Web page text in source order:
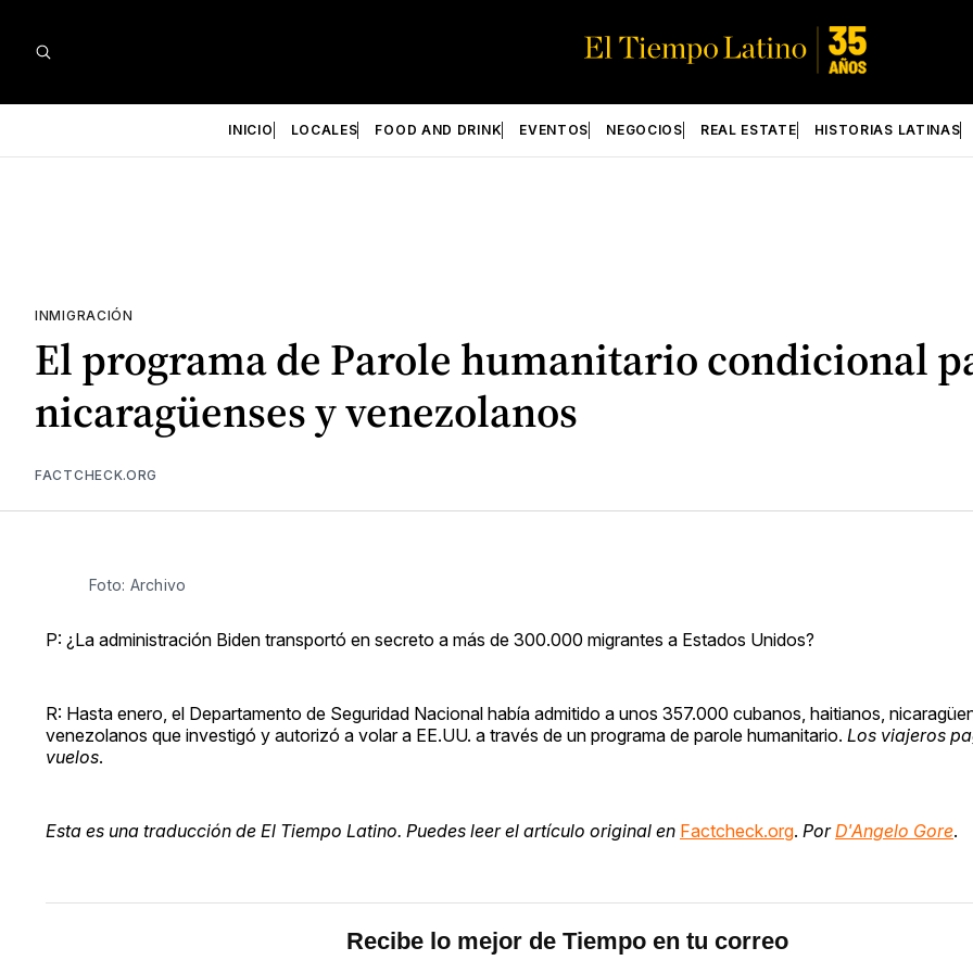
INICIO LOCALES FOOD AND DRINK EVENTOS NEGOCIOS REAL ESTATE HISTORIAS LATINAS
INMIGRACIÓN
El programa de Parole humanitario condicional
nicaragüenses y venezolanos
FACTCHECK.ORG
Foto: Archivo
P: ¿La administración Biden transportó en secreto a más de 300.000 migrantes a Estados Unidos?
R: Hasta enero, el Departamento de Seguridad Nacional había admitido a unos 357.000 cubanos, haitianos,
venezolanos que investigó y autorizó a volar a EE.UU. a través de un programa de parole humanitario. Los viajeros
vuelos.
Esta es una traducción de El Tiempo Latino. Puedes leer el artículo original en Factcheck.org. PorD'Angelo Gore.
Recibe lo mejor de Tiempo en tu correo